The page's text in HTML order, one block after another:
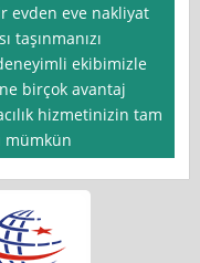
evden eve nakliyat
ekibimizle
birçok avantaj
hizmetinizin tam
mümkün